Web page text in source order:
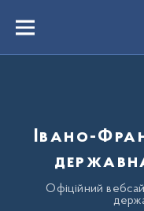
вмістуMenu
Івано-
Офіційний